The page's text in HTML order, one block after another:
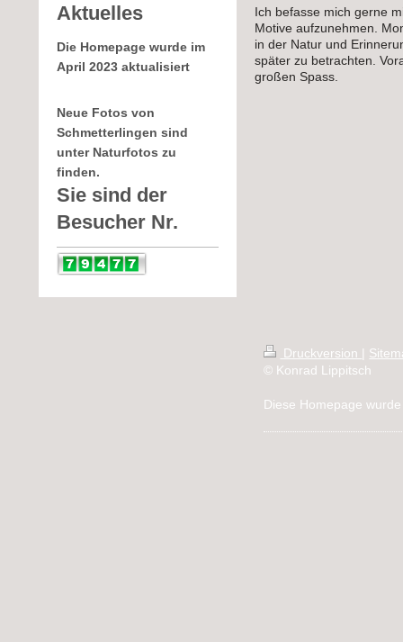
Aktuelles
Die Homepage wurde im
April 2023 aktualisiert
Neue Fotos von
Schmetterlingen sind
unter Naturfotos zu
finden.
Sie sind der
Besucher Nr.
Ich befasse mich gerne
Motive aufzunehmen.
in der Natur und
später zu betrachten.
großen Spass.
Druckversion |
© Konrad Lippitsch
Diese Homepage